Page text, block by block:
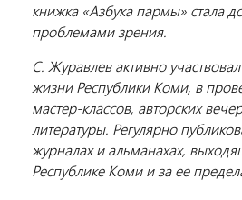
книжка «Азбука пармы» стала
проблемами зрения.
С. Журавлев активно
жизни Республики Коми, в
мастер-классов, авторских
литературы. Регулярно
журналах и альманахах,
Республике Коми и за ее